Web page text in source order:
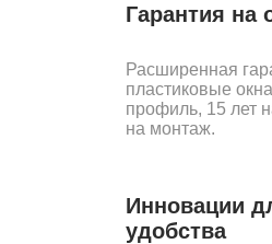
Гарантия на
Расширенная
пластиковые
профиль, 15 лет
на монтаж.
Инновации
удобства